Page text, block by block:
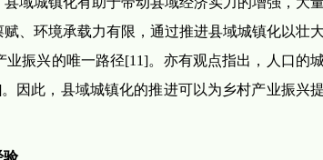
、环境承载力有限，通过推进县域城镇化以壮
振兴的唯一路径[11]。亦有观点指出，人口的
因此，县域城镇化的推进可以为乡村产业振兴
验